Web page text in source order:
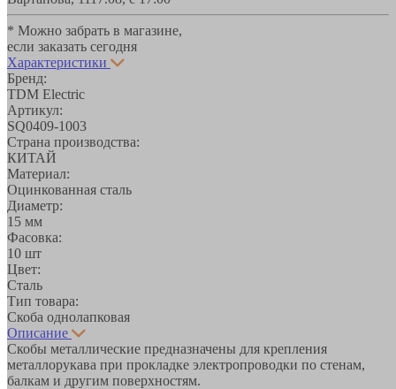
* Можно забрать в магазине,
если заказать сегодня
Характеристики
Бренд:
TDM Electric
Артикул:
SQ0409-1003
Страна производства:
КИТАЙ
Материал:
Оцинкованная сталь
Диаметр:
15 мм
Фасовка:
10 шт
Цвет:
Сталь
Тип товара:
Скоба однолапковая
Описание
Скобы металлические предназначены для крепления
металлорукава при прокладке электропроводки по стенам,
балкам и другим поверхностям.